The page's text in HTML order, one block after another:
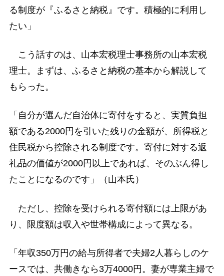
る制度が『ふるさと納税』です。積極的に利用し
たい」
こう話すのは、山本宏税理士事務所の山本宏税
理士。まずは、ふるさと納税の基本から解説して
もらった。
「自分が選んだ自治体に寄付をすると、実質負担
額である2000円を引いた残りの金額が、所得税と
住民税から控除される制度です。寄付に対する返
礼品の価値が2000円以上であれば、そのぶん得し
たことになるのです」（山本氏）
ただし、控除を受けられる寄付額には上限があ
り、限度額は収入や世帯構成によって異なる。
「年収350万円の給与所得者で夫婦2人暮らしのケ
ースでは、共働きなら3万4000円。妻が専業主婦で